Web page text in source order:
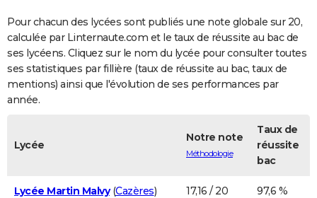
COPAINS D'AVANT
S'inscrire
Se connecter
Lycées
Collèges
Primaires
Universités
Entreprises
Service militaire
Avis de recherche
AVIS DE DÉCÈS
FORUM
Pour chacun des lycées sont publiés une note globale sur 20,
calculée par Linternaute.com et le taux de réussite au bac de
ses lycéens. Cliquez sur le nom du lycée pour consulter toutes
ses statistiques par fillière (taux de réussite au bac, taux de
mentions) ainsi que l'évolution de ses performances par
année.
Lycée
Notre note
Méthodologie
Taux de
réussite
bac
Lycée Martin Malvy(Cazères) 17,16 / 20 97,6 %